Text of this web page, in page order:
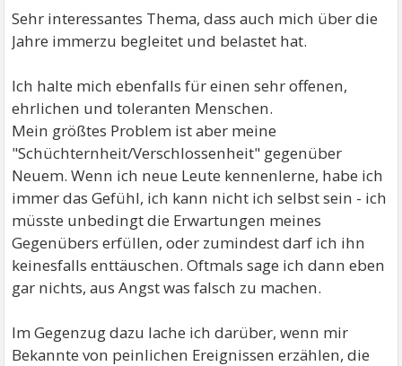
Sehr interessantes Thema, dass auch mich über die
Jahre immerzu begleitet und belastet hat.
Ich halte mich ebenfalls für einen sehr offenen,
ehrlichen und toleranten Menschen.
Mein größtes Problem ist aber meine
"Schüchternheit/Verschlossenheit" gegenüber
Neuem. Wenn ich neue Leute kennenlerne, habe ich
immer das Gefühl, ich kann nicht ich selbst sein - ich
müsste unbedingt die Erwartungen meines
Gegenübers erfüllen, oder zumindest darf ich ihn
keinesfalls enttäuschen. Oftmals sage ich dann eben
gar nichts, aus Angst was falsch zu machen.
Im Gegenzug dazu lache ich darüber, wenn mir
Bekannte von peinlichen Ereignissen erzählen, die